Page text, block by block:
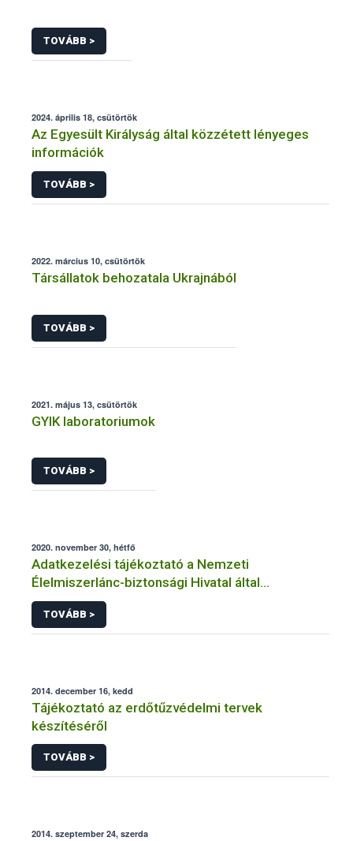
TOVÁBB >
2024. április 18, csütörtök
Az Egyesült Királyság által közzétett lényeges
információk
TOVÁBB >
2022. március 10, csütörtök
Társállatok behozatala Ukrajnából
TOVÁBB >
2021. május 13, csütörtök
GYIK laboratoriumok
TOVÁBB >
2020. november 30, hétfő
Adatkezelési tájékoztató a Nemzeti
Élelmiszerlánc-biztonsági Hivatal által
üzemeltetett élelmiszerlánc-felügyeleti
információs rendszerhez (FELIR) kapcsolódó
adatkezeléséhez
TOVÁBB >
2014. december 16, kedd
Tájékoztató az erdőtűzvédelmi tervek
készítéséről
TOVÁBB >
2014. szeptember 24, szerda